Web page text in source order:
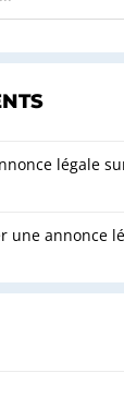
légale
une annonce